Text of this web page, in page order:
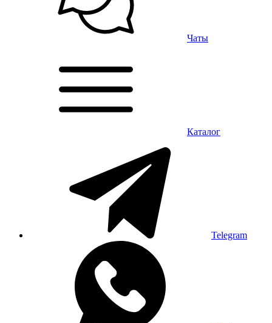
Чаты
Каталог
Telegram